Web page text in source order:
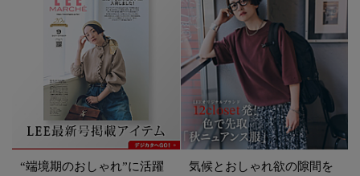
“端境期のおしゃれ”に活躍
気候とおしゃれ欲の隙間を